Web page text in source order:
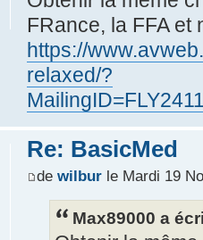
FRance, la FFA
https://
relaxed/?
Re: BasicMed
de wilburle Mardi 19
Max89000 a